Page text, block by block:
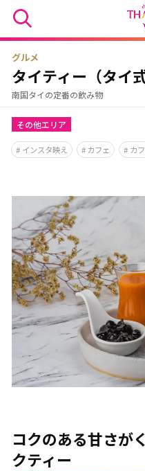
グルメ
タイティー（タイ
南国タイの定番の飲み物
その他エリア
インスタ映え カフェ カ
コクのある甘さが
クティー